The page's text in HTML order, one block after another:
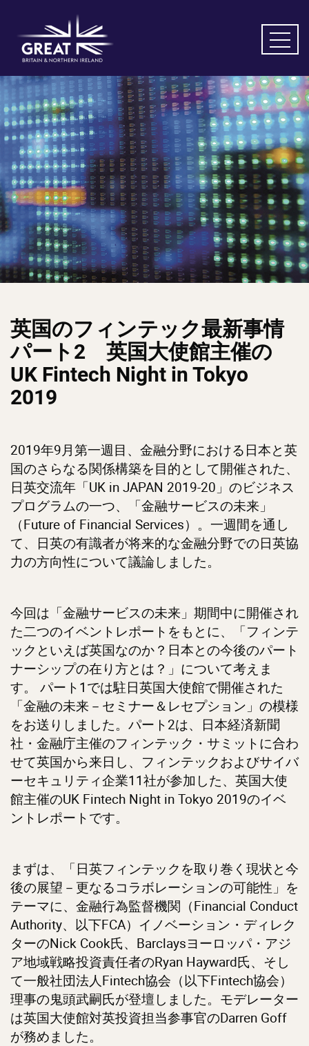
英国のフィンテック最新事情
パート 2 英国大使館主催の
UK Fintech Night in Tokyo
2019
2019年9月第一週目、金融分野における日本と英
国のさらなる関係構築を目的として開催された、
日英交流年「UK in JAPAN 2019-20」のビジネス
プログラムの一つ、「金融サービスの未来」
（Future of Financial Services）。一週間を通し
て、日英の有識者が将来的な金融分野での日英協
力の方向性について議論しました。
今回は「金融サービスの未来」期間中に開催され
た二つのイベントレポートをもとに、「フィンテ
ックといえば英国なのか？日本との今後のパート
ナーシップの在り方とは？」について考えま
す。 パート1では駐日英国大使館で開催された
「金融の未来－セミナー＆レセプション」の模様
をお送りしました。パート2は、日本経済新聞
社・金融庁主催のフィンテック・サミットに合わ
せて英国から来日し、フィンテックおよびサイバ
ーセキュリティ企業11社が参加した、英国大使
館主催のUK Fintech Night in Tokyo 2019のイベ
ントレポートです。
まずは、「日英フィンテックを取り巻く現状と今
後の展望－更なるコラボレーションの可能性」を
テーマに、金融行為監督機関（Financial Conduct
Authority、以下FCA）イノベーション・ディレク
ターのNick Cook氏、Barclaysヨーロッパ・アジ
ア地域戦略投資責任者のRyan Hayward氏、そし
て一般社団法人Fintech協会（以下Fintech協会）
理事の鬼頭武嗣氏が登壇しました。モデレーター
は英国大使館対英投資担当参事官のDarren Goff
が務めました。